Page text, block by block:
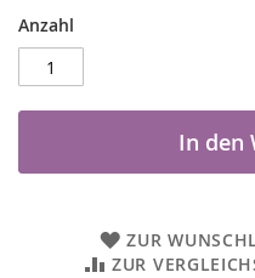
Anzahl
In den
ZUR
ZUR